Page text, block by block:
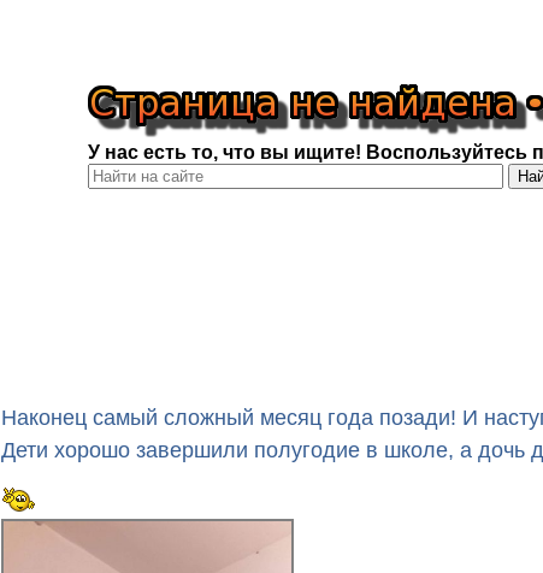
Наконец самый сложный месяц года позади! И
Дети хорошо завершили полугодие в школе, а дочь